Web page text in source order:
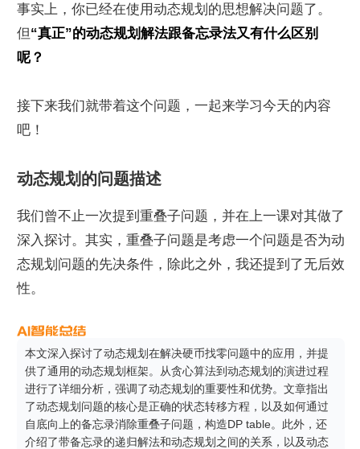
事实上，你已经在使用动态规划的思想解决问题了。
但“真正”的动态规划解法跟备忘录法又有什么区别
呢？
接下来我们就带着这个问题，一起来学习今天的内容
吧！
动态规划的问题描述
我们曾不止一次提到重叠子问题，并在上一课对其做了
深入探讨。其实，重叠子问题是考虑一个问题是否为动
态规划问题的先决条件，除此之外，我还提到了无后效
性。
本文深入探讨了动态规划在解决硬币找零问题中的应用，并提
供了通用的动态规划框架。从贪心算法到动态规划的演进过程
进行了详细分析，强调了动态规划的重要性和优势。文章指出
了动态规划问题的核心是正确的状态转移方程，以及如何通过
自底向上的备忘录消除重叠子问题，构造DP table。此外，还
介绍了带备忘录的递归解法和动态规划之间的关系，以及动态